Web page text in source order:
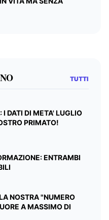
TUTTI
DATI DI META' LUGLIO
PRIMATO!
ENTRAMBI
NOSTRA "NUMERO
A MASSIMO DI